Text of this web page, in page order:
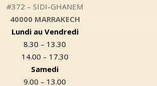
#372 – SIDI-GHANEM
40000 MARRAKECH
Lundi au Vendredi
8.30 – 13.30
14.00 – 17.30
Samedi
9.00 – 13.00